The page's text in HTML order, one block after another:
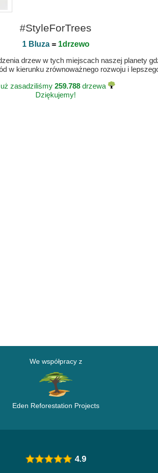
#StyleForTrees
1 Bluza= 1drzewo
drzew w tych miejscach naszej planety
w kierunku zrównoważnego rozwoju i
zasadziliśmy 259.788drzewa
Dziękujemy!
We współpracy z
Eden Reforestation Projects
4.9